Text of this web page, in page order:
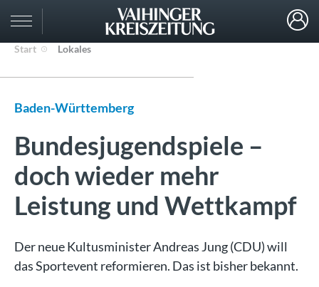
Start Lokales
Baden-Württemberg
Bundesjugendspiele –
doch wieder mehr
Leistung und Wettkampf
Der neue Kultusminister Andreas Jung (CDU) will
das Sportevent reformieren. Das ist bisher bekannt.